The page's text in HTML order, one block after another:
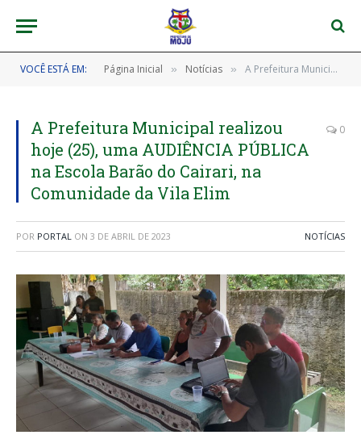
VOCÊ ESTÁ EM: Página Inicial » Notícias » A Prefeitura Municipal realizou hoje (25), uma AUDIÊNCIA PÚBLICA na Escola Barão do Cairari, na Comunidade da Vila Elim
A Prefeitura Municipal realizou
hoje (25), uma AUDIÊNCIA PÚBLICA
na Escola Barão do Cairari, na
Comunidade da Vila Elim
0
POR PORTAL ON 3 DE ABRIL DE 2023 NOTÍCIAS